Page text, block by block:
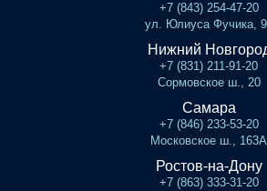
+7 (843) 254-47-20
ул. Юлиуса Фучика,
Нижний
+7 (831) 211-91-20
Сормовское ш., 20
Самара
+7 (846) 233-53-20
Московское ш., 163А
Ростов-на-Дону
+7 (863) 333-31-20